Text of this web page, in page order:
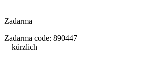
Zadarma
Zadarma code: 890447
kürzlich